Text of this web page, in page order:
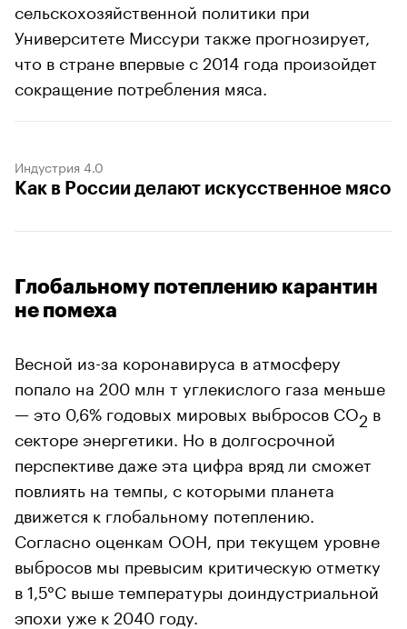
сельскохозяйственной политики при
Университете Миссури также прогнозирует,
что в стране впервые с 2014 года произойдет
сокращение потребления мяса.
Индустрия 4.0
Как в России делают искусственное мясо
Глобальному потеплению карантин
не помеха
Весной из-за коронавируса в атмосферу
попало на 200 млн т углекислого газа меньше
— это 0,6% годовых мировых выбросов CO2 в
секторе энергетики. Но в долгосрочной
перспективе даже эта цифра вряд ли сможет
повлиять на темпы, с которыми планета
движется к глобальному потеплению.
Согласно оценкам ООН, при текущем уровне
выбросов мы превысим критическую отметку
в 1,5°C выше температуры доиндустриальной
эпохи уже к 2040 году.